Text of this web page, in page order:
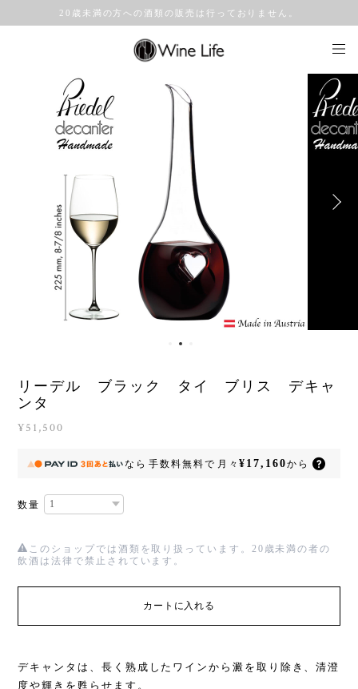
20歳未満の方への酒類の販売は行っておりません。
リーデル ブラック タイ ブリス デキャ
ンタ
¥51,500
なら 手数料無料で 月々¥17,160から
数量
このショップでは酒類を取り扱っています。20歳未満の者の
飲酒は法律で禁止されています。
カートに入れる
デキャンタは、長く熟成したワインから澱を取り除き、清澄
度や輝きを甦らせます。